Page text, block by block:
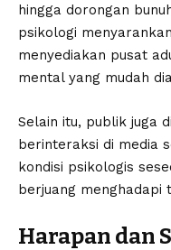
hingga dorongan
psikologi
menyediakan pusat
mental yang mudah
Selain itu, publik juga
berinteraksi di media
kondisi psikologis
berjuang menghadapi
Harapan dan